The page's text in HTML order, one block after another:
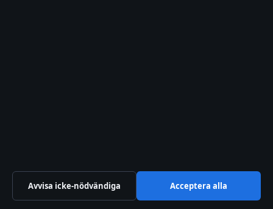
tips@motpol.se
press@motpol.se
Avvisa icke-nödvändiga Acceptera alla